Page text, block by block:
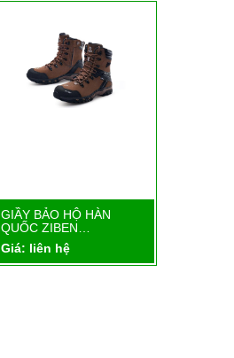
Chi tiết
GIẦY BẢO HỘ HÀN
QUỐC ZIBEN…
Giá: liên hệ